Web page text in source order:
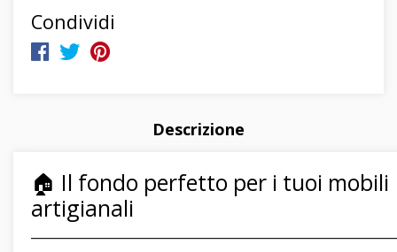
Condividi
Descrizione
🏠 Il fondo perfetto per i tuoi mobili
artigianali